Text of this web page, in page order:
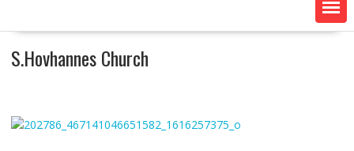
S.Hovhannes Church